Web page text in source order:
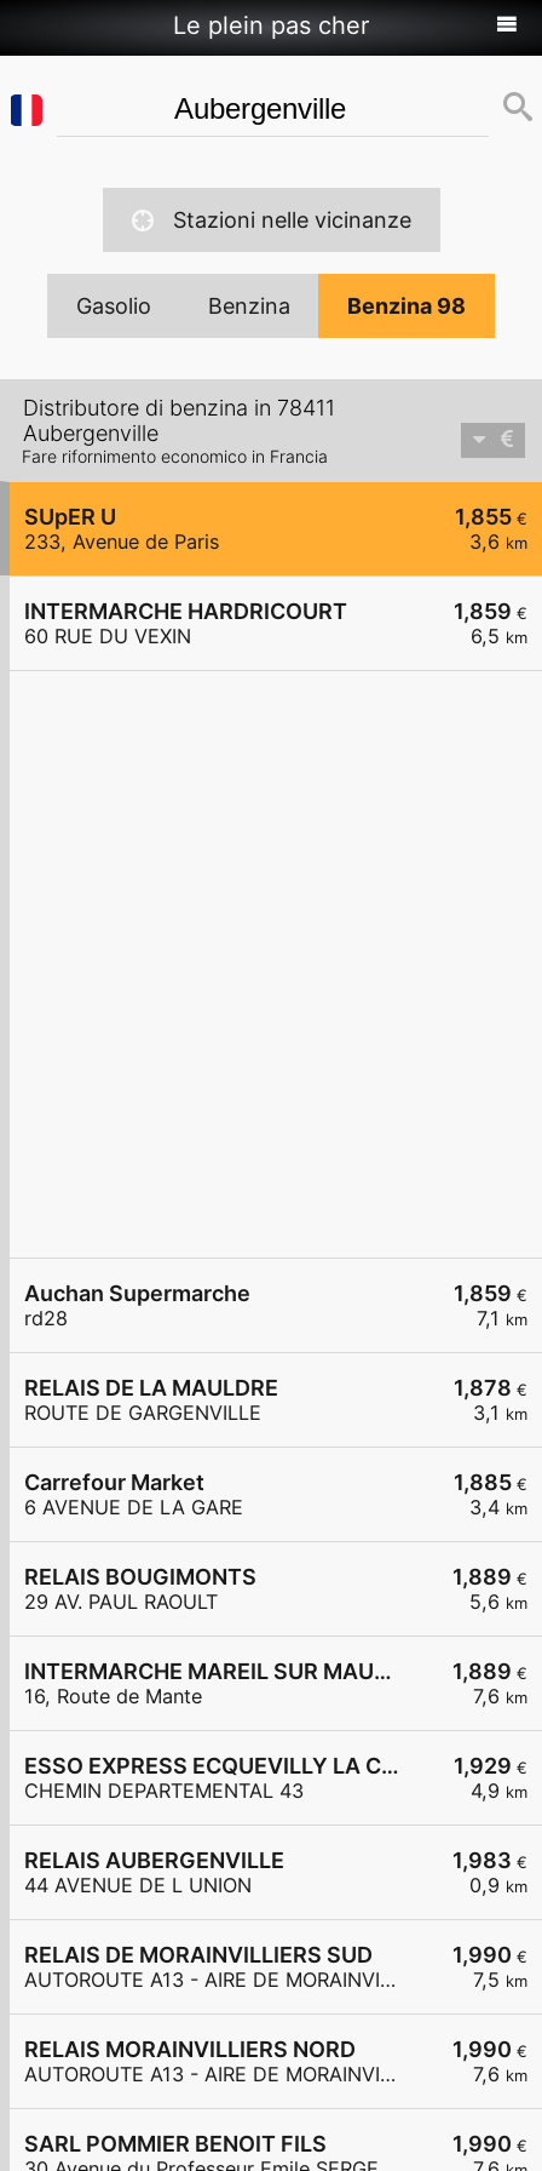
Le plein pas cher
Stazioni nelle vicinanze
Gasolio Benzina Benzina 98
Distributore di benzina in 78411
Aubergenville
Fare rifornimento economico in Francia
1,855 €
3,6 km
SUpER U
233, Avenue de Paris
1,859 €
6,5 km
INTERMARCHE HARDRICOURT
60 RUE DU VEXIN
1,859 €
7,1 km
Auchan Supermarche
rd28
1,878 €
3,1 km
RELAIS DE LA MAULDRE
ROUTE DE GARGENVILLE
1,885 €
3,4 km
Carrefour Market
6 AVENUE DE LA GARE
1,889 €
5,6 km
RELAIS BOUGIMONTS
29 AV. PAUL RAOULT
1,889 €
7,6 km
INTERMARCHE MAREIL SUR MAULDRE
16, Route de Mante
1,929 €
4,9 km
ESSO EXPRESS ECQUEVILLY LA CHAMOISERIE
CHEMIN DEPARTEMENTAL 43
1,983 €
0,9 km
RELAIS AUBERGENVILLE
44 AVENUE DE L UNION
1,990 €
7,5 km
RELAIS DE MORAINVILLIERS SUD
AUTOROUTE A13 - AIRE DE MORAINVILLIERS SUD
1,990 €
7,6 km
RELAIS MORAINVILLIERS NORD
AUTOROUTE A13 - AIRE DE MORAINVILLIERS NORD
1,990 €
SARL POMMIER BENOIT FILS